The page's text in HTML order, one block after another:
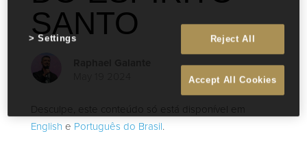
SANTO
Desculpe, este conteúdo só está disponível em
English e Português do Brasil.
Reject All
Accept All Cookies
Settings